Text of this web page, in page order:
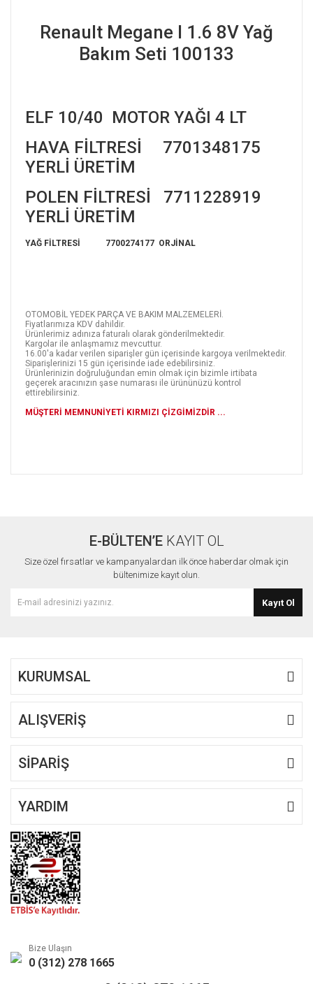
Renault Megane I 1.6 8V Yağ
Bakım Seti 100133
ELF 10/40 MOTOR YAĞI 4 LT
HAVA FİLTRESİ 7701348175
YERLİ ÜRETİM
POLEN FİLTRESİ 7711228919
YERLİ ÜRETİM
YAĞ FİLTRESİ 7700274177 ORJİNAL
OTOMOBİL YEDEK PARÇA VE BAKIM MALZEMELERİ.
Fiyatlarımıza KDV dahildir.
Ürünlerimiz adınıza faturalı olarak gönderilmektedir.
Kargolar ile anlaşmamız mevcuttur.
16.00'a kadar verilen siparişler gün içerisinde kargoya verilmektedir.
Siparişlerinizi 15 gün içerisinde iade edebilirsiniz.
Ürünlerinizin doğruluğundan emin olmak için bizimle irtibata
geçerek aracınızın şase numarası ile ürününüzü kontrol
ettirebilirsiniz.
MÜŞTERİ MEMNUNİYETİ KIRMIZI ÇİZGİMİZDİR ...
Yorum Yaz
Bu ürünün fiyat bilgisi, resim, ürün açıklamalarında ve diğer
Ürün açıklamasında eksik bilgiler bulunuyor.
Ürün fiyatı diğer sitelerden daha pahalı.
E-BÜLTEN’EKAYIT OL
Size özel fırsatlar ve kampanyalardan ilk önce haberdar olmak için
bültenimize kayıt olun.
Kayıt Ol
KURUMSAL
ALIŞVERİŞ
SİPARİŞ
YARDIM
Bize Ulaşın
0 (312) 278 1665